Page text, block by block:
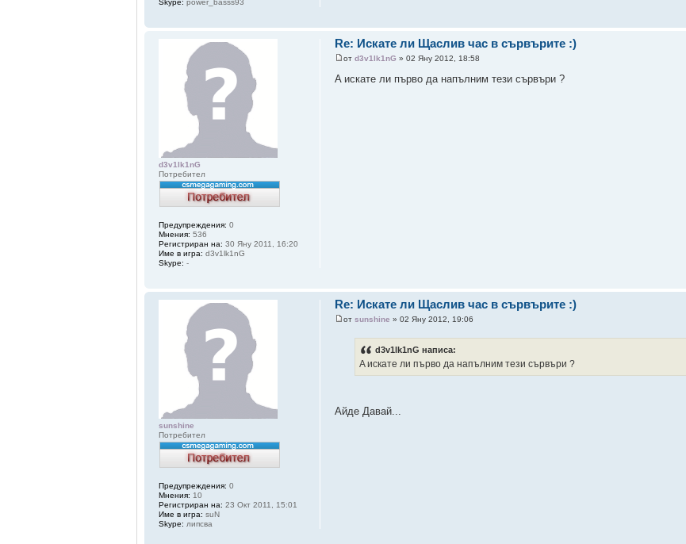
Re: Искате ли Щаслив час в сървърите :)
отd3v1lk1nG » 02 Яну 2012, 18:58
A искате ли първо да напълним тези сървъри ?
d3v1lk1nG
Потребител
Предупреждения: 0
Мнения: 536
Регистриран на: 30 Яну 2011, 16:20
Име в игра: d3v1lk1nG
Skype: -
Re: Искате ли Щаслив час в сървърите :)
отsunshine » 02 Яну 2012, 19:06
d3v1lk1nG написа:
A искате ли първо да напълним тези сървъри ?
Айде Давай...
sunshine
Потребител
Предупреждения: 0
Мнения: 10
Регистриран на: 23 Окт 2011, 15:01
Име в игра: suN
Skype: липсва